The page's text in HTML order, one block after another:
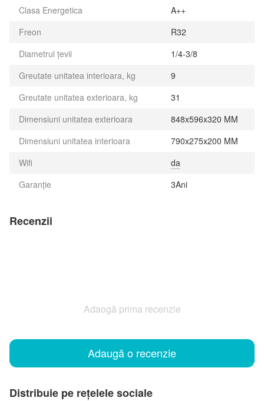
Clasa Energetica
A++
Freon
R32
Diametrul țevii
1/4-3/8
Greutate unitatea interioara, kg
9
Greutate unitatea exterioara, kg
31
Dimensiuni unitatea exterioara
848x596x320 MM
Dimensiuni unitatea interioara
790x275x200 MM
Wifi
da
Garanție
3Ani
Recenzii
Adaogă prima recenzie
Adaugă o recenzie
Distribuie pe rețelele sociale